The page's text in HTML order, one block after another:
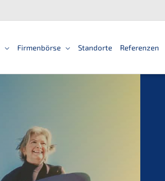
Firmen­bör­se Standorte Referen­zen